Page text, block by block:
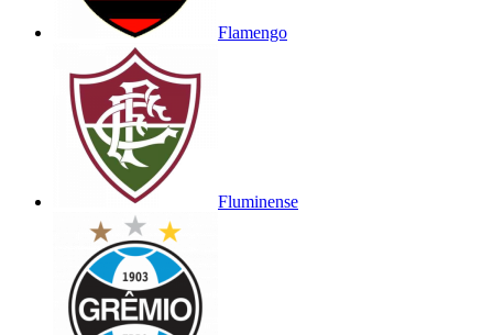
Flamengo
Fluminense